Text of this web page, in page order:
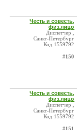
Честь и совесть,
физ.лицо
Диспетчер ,
Санкт-Петербург
Код:1559792
#150
Честь и совесть,
физ.лицо
Диспетчер ,
Санкт-Петербург
Код:1559792
#151